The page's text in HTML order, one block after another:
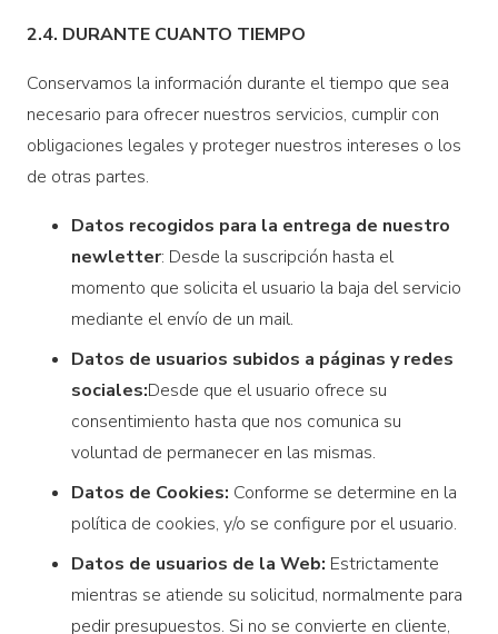
2.4. DURANTE CUANTO TIEMPO
Conservamos la información durante el tiempo que sea
necesario para ofrecer nuestros servicios, cumplir con
obligaciones legales y proteger nuestros intereses o los
de otras partes.
Datos recogidos para la entrega de nuestro
newletter: Desde la suscripción hasta el
momento que solicita el usuario la baja del servicio
mediante el envío de un mail.
Datos de usuarios subidos a páginas y redes
sociales:Desde que el usuario ofrece su
consentimiento hasta que nos comunica su
voluntad de permanecer en las mismas.
Datos de Cookies: Conforme se determine en la
política de cookies, y/o se configure por el usuario.
Datos de usuarios de la Web: Estrictamente
mientras se atiende su solicitud, normalmente para
pedir presupuestos. Si no se convierte en cliente,